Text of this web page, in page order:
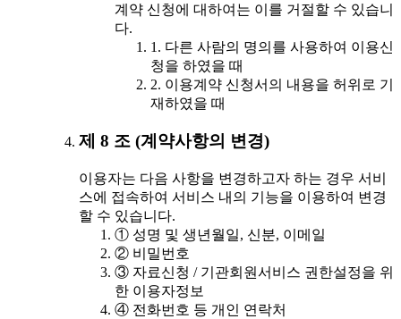
계약 신청에 대하여는 이를 거절할 수 있습니
다.
1. 다른 사람의 명의를 사용하여 이용신
청을 하였을 때
2. 이용계약 신청서의 내용을 허위로 기
재하였을 때
제 8 조 (계약사항의 변경)
이용자는 다음 사항을 변경하고자 하는 경우 서비
스에 접속하여 서비스 내의 기능을 이용하여 변경
할 수 있습니다.
① 성명 및 생년월일, 신분, 이메일
② 비밀번호
③ 자료신청 / 기관회원서비스 권한설정을 위
한 이용자정보
④ 전화번호 등 개인 연락처